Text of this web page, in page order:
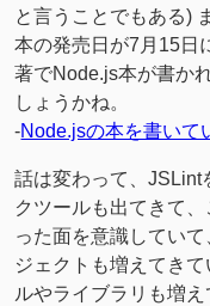
と言うことでもある)
本の発売日が7月15日
著でNode.js本が書か
しょうかね。
-Node.jsの本を書いて
話は変わって、JSLint
クツールも出てきて
った面を意識してい
ジェクトも増えてき
ルやライブラリも増え